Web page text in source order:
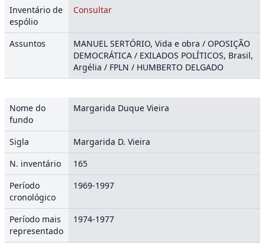
Inventário de
espólio
Consultar
Assuntos
MANUEL SERTÓRIO, Vida e obra / OPOSIÇÃO
DEMOCRÁTICA / EXILADOS POLÍTICOS, Brasil,
Argélia / FPLN / HUMBERTO DELGADO
Nome do
fundo
Margarida Duque Vieira
Sigla
Margarida D. Vieira
N. inventário
165
Período
cronológico
1969-1997
Período mais
representado
1974-1977